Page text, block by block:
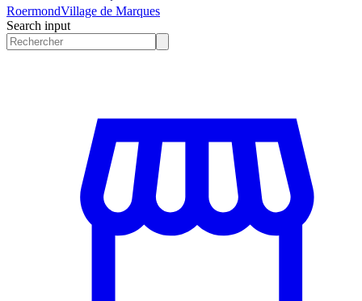
RoermondVillage de Marques
Search input